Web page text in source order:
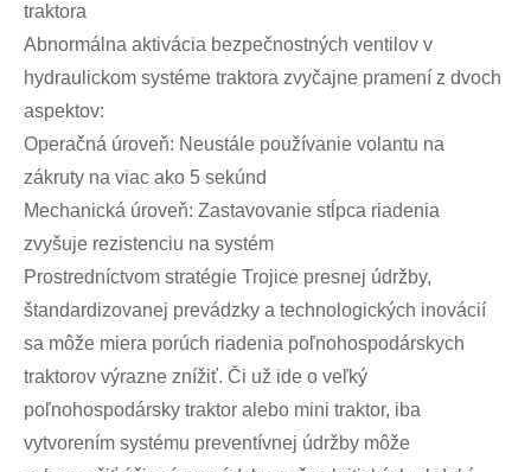
traktora
Abnormálna aktivácia bezpečnostných ventilov v
hydraulickom systéme traktora zvyčajne pramení z dvoch
aspektov:
Operačná úroveň: Neustále používanie volantu na
zákruty na viac ako 5 sekúnd
Mechanická úroveň: Zastavovanie stĺpca riadenia
zvyšuje rezistenciu na systém
Prostredníctvom stratégie Trojice presnej údržby,
štandardizovanej prevádzky a technologických inovácií
sa môže miera porúch riadenia poľnohospodárskych
traktorov výrazne znížiť. Či už ide o veľký
poľnohospodársky traktor alebo mini traktor, iba
vytvorením systému preventívnej údržby môže